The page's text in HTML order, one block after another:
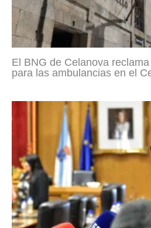
El BNG de Celanova
para las ambulancias en el